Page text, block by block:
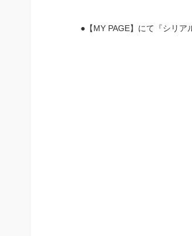
●【MY PAGE】にて『シリア